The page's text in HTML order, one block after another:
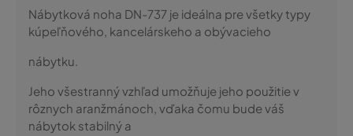
Nábytková noha DN-737 je ideálna pre všetky typy
kúpeľňového, kancelárskeho a obývacieho
nábytku.
Jeho všestranný vzhľad umožňuje jeho použitie v
rôznych aranžmánoch, vďaka čomu bude váš
nábytok stabilný a